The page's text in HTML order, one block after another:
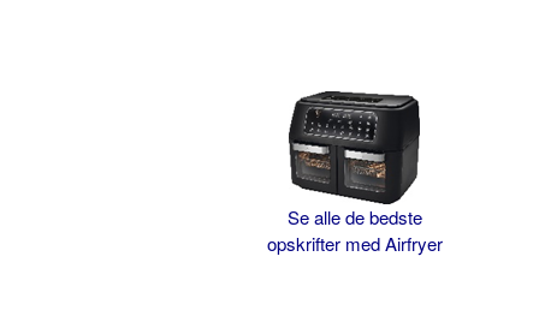
Se alle de bedste
opskrifter med Airfryer